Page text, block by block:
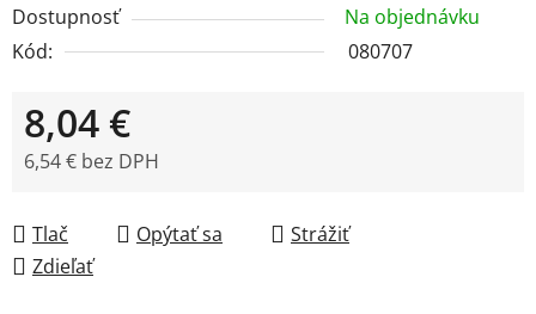
Dostupnosť
Na objednávku
Kód:
080707
8,04 €
6,54 € bez DPH
Tlač
Opýtať sa
Strážiť
Zdieľať